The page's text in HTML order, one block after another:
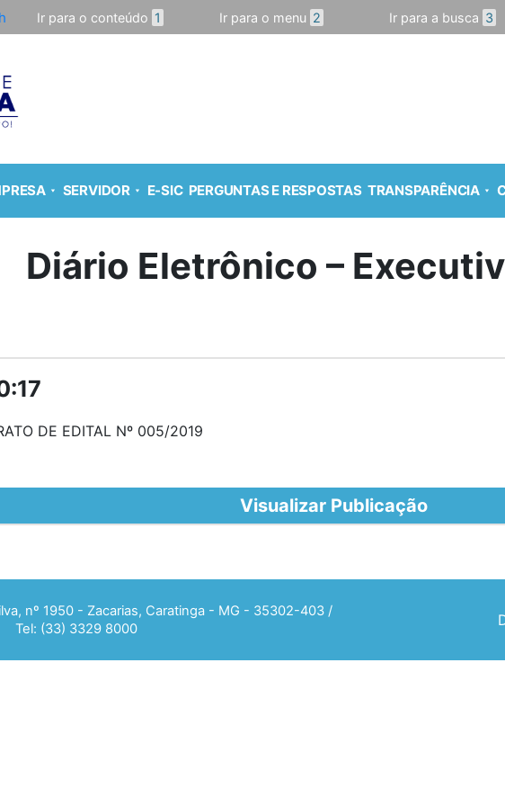
Ir para o conteúdo 1 Ir para o menu 2 Ir para a busca 3
SERVIDOR E-SIC PERGUNTAS E RESPOSTAS TRANSPARÊNCIA
Diário Eletrônico –
DE EDITAL Nº 005/2019
Visualizar Publicação
nº 1950 - Zacarias, Caratinga - MG - 35302-403 /
Tel: (33) 3329 8000